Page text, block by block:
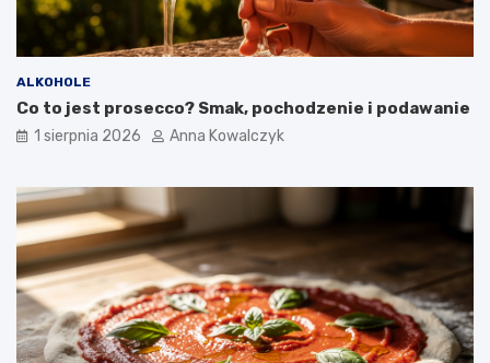
ALKOHOLE
Co to jest prosecco? Smak, pochodzenie i podawanie
1 sierpnia 2026 Anna Kowalczyk